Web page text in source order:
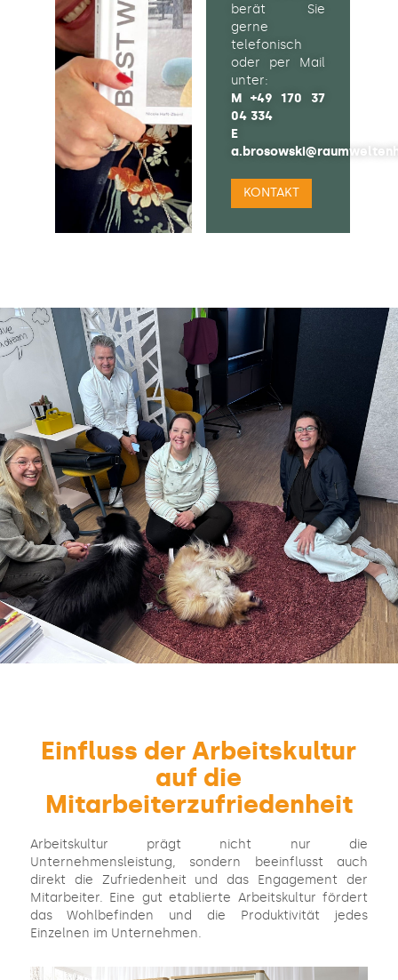
berät Sie
gerne
telefonisch
oder per Mail
unter:
M +49 170 37
04 334
E
KONTAKT
Einfluss der Arbeitskultur
auf die
Mitarbeiterzufriedenheit
Arbeitskultur prägt nicht nur die
Unternehmensleistung, sondern beeinflusst auch
direkt die Zufriedenheit und das Engagement der
Mitarbeiter. Eine gut etablierte Arbeitskultur fördert
das Wohlbefinden und die Produktivität jedes
Einzelnen im Unternehmen.